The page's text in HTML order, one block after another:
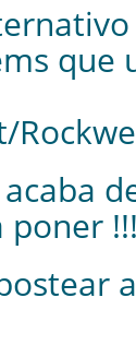
que
acaba
poner !!!